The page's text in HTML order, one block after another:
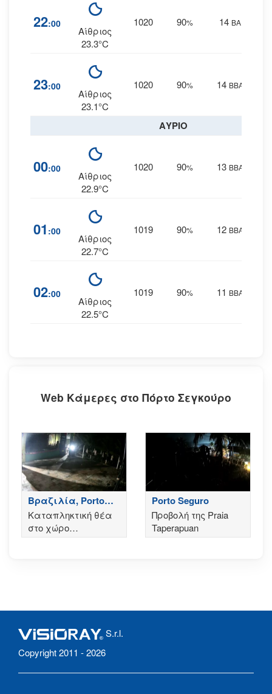
22:00
Αίθριος
23.3°C
1020 90% 14 ΒΑ
23:00
Αίθριος
23.1°C
1020 90% 14 ΒΒΑ
ΑΥΡΙΟ
00:00
Αίθριος
22.9°C
1020 90% 13 ΒΒΑ
01 :00
Αίθριος
22.7°C
1019 90% 12 ΒΒΑ
02:00
Αίθριος
22.5°C
1019 90% 11 ΒΒΑ
Web Κάμερες στο Πόρτο Σεγκούρο
Βραζιλία, Porto
Seguro - Praia de
Taperapuan
Καταπληκτική θέα
στο χώρο
εκδηλώσεων της
Porto Seguro
Προβολή της Praia
Taperapuan
S.r.l.
Copyright 2011 - 2026